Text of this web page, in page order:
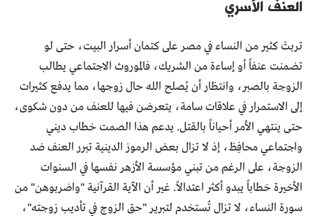
العنف الأسري
تربتْ كثير من النساء في مصر على كتمان أسرار البيت، حتى لو
تضمنت عنفاً أو إساءة من الشريك، فالموروث الاجتماعي يطالب
الزوجة بالصبر، وانتظار أن يُصلح الله حال زوجها، مما يدفع كثيرات
إلى الاستمرار في علاقات سامة، يتعرضن فيها للعنف من دون شكوى،
حتى ينتهي الأمر أحياناً بالقتل. يدعم هذا الصمت خطاب ديني
واجتماعي محافِظ، إذ لا تزال بعض الرموز الدينية تبرر العنف ضد
الزوجة، على الرغم من تبني مؤسسة الأزهر نفسها في السنوات
الأخيرة خطاباً يبدو أكثر اعتدالاً. غير أن الآية القرآنية "واضربوهن" من
سورة النساء، لا تزال تُستخدم لتبرير "حق الزوج في تأديب زوجته"،